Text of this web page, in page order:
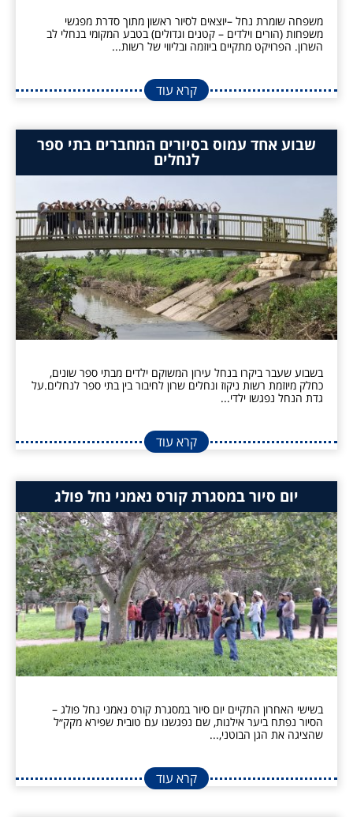
משפחה שומרת נחל –יוצאים לסיור ראשון מתוך סדרת מפגשי
משפחות (הורים וילדים – קטנים וגדולים) בטבע המקומי בנחלי לב
השרון. הפרויקט מתקיים ביוזמה ובליווי של רשות...
קרא עוד
שבוע אחד עמוס בסיורים המחברים בתי ספר
לנחלים
בשבוע שעבר ביקרו בנחל עירון המשוקם ילדים מבתי ספר שונים,
כחלק מיוזמת רשות ניקוז ונחלים שרון לחיבור בין בתי ספר לנחלים.על
גדת הנחל נפגשו ילדי...
קרא עוד
יום סיור במסגרת קורס נאמני נחל פולג
בשישי האחרון התקיים יום סיור במסגרת קורס נאמני נחל פולג –
הסיור נפתח ביער אילנות, שם נפגשנו עם טובית שפירא מקק״ל
שהציגה את הגן הבוטני,...
קרא עוד